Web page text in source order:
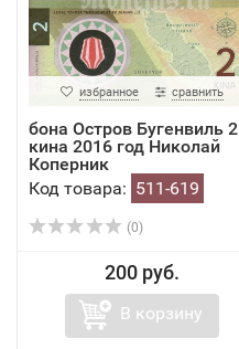
избранное сравнить
бона Остров Бугенвиль 2
кина 2016 год Николай
Коперник
Код товара: 511-619
(0)
200 руб.
В корзину